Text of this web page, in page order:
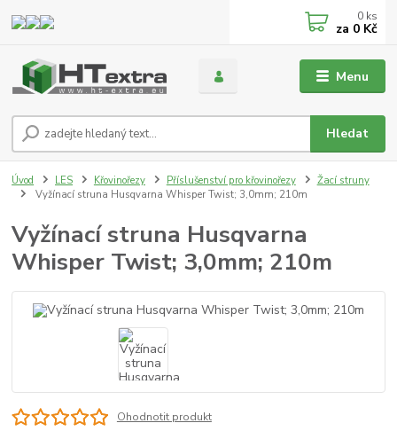
Menu
Hledat
0 ks
za 0 Kč
Úvod LES Křovinořezy Příslušenství pro křovinořezy
Žací struny
Vyžínací struna Husqvarna Whisper Twist; 3,0mm; 210m
Vyžínací struna Husqvarna
Whisper Twist; 3,0mm; 210m
Ohodnotit produkt